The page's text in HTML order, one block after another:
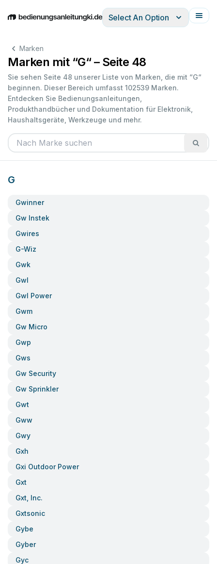
EnglishDeutschEspañolItalianoFrançais
Select An Option
Marken
Marken mit “G“ – Seite 48
Sie sehen Seite 48 unserer Liste von Marken, die mit “G“
beginnen. Dieser Bereich umfasst 102539 Marken.
Entdecken Sie Bedienungsanleitungen,
Produkthandbücher und Dokumentation für Elektronik,
Haushaltsgeräte, Werkzeuge und mehr.
G
Gwinner
Gw Instek
Gwires
G-Wiz
Gwk
Gwl
Gwl Power
Gwm
Gw Micro
Gwp
Gws
Gw Security
Gw Sprinkler
Gwt
Gww
Gwy
Gxh
Gxi Outdoor Power
Gxt
Gxt, Inc.
Gxtsonic
Gybe
Gyber
Gyc